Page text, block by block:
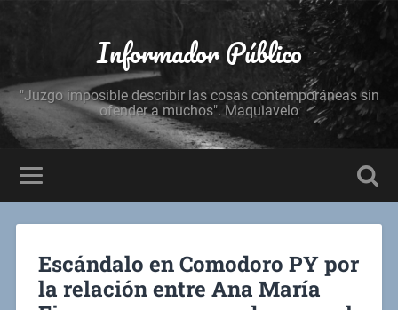
Informador Público
"Juzgo imposible describir las cosas contemporáneas sin
ofender a muchos". Maquiavelo
Escándalo en Comodoro PY por
la relación entre Ana María